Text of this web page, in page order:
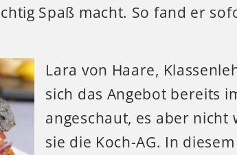
Spaß macht. So fand er
Lara von Haare,
sich das Angebot bereits
angeschaut, es aber
sie die Koch-AG. In